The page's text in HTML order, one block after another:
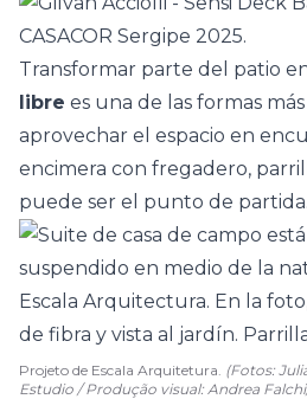
Transformar parte del patio
libre es una de las formas
aprovechar el espacio en
encimera con fregadero,
puede ser el punto de partida.
Projeto de Escala Arquitetura. (Fotos:
Estudio / Produção visual: Andrea